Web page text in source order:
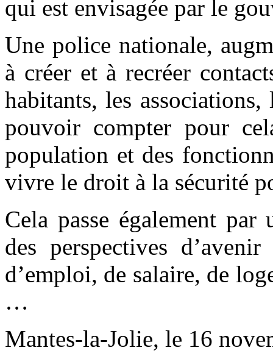
qui est envisagée par le
Une police nationale,
à créer et à recréer
habitants, les
pouvoir compter pour
population et des
vivre le droit à la sécurité
Cela passe également
des perspectives
d’emploi, de salaire, de
…
Mantes-la-Jolie, le 16